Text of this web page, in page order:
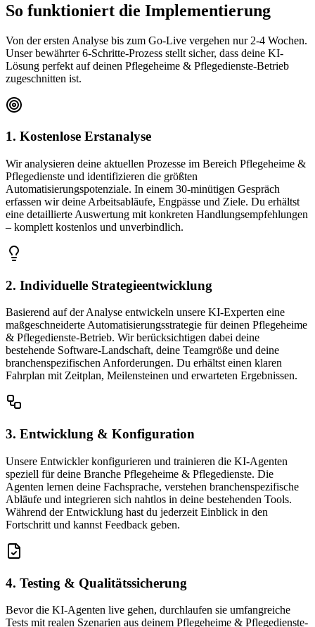
So funktioniert die Implementierung
Von der ersten Analyse bis zum Go-Live vergehen nur 2-4 Wochen.
Unser bewährter 6-Schritte-Prozess stellt sicher, dass deine KI-
Lösung perfekt auf deinen Pflegeheime & Pflegedienste-Betrieb
zugeschnitten ist.
1. Kostenlose Erstanalyse
Wir analysieren deine aktuellen Prozesse im Bereich Pflegeheime &
Pflegedienste und identifizieren die größten
Automatisierungspotenziale. In einem 30-minütigen Gespräch
erfassen wir deine Arbeitsabläufe, Engpässe und Ziele. Du erhältst
eine detaillierte Auswertung mit konkreten Handlungsempfehlungen
– komplett kostenlos und unverbindlich.
2. Individuelle Strategieentwicklung
Basierend auf der Analyse entwickeln unsere KI-Experten eine
maßgeschneiderte Automatisierungsstrategie für deinen Pflegeheime
& Pflegedienste-Betrieb. Wir berücksichtigen dabei deine
bestehende Software-Landschaft, deine Teamgröße und deine
branchenspezifischen Anforderungen. Du erhältst einen klaren
Fahrplan mit Zeitplan, Meilensteinen und erwarteten Ergebnissen.
3. Entwicklung & Konfiguration
Unsere Entwickler konfigurieren und trainieren die KI-Agenten
speziell für deine Branche Pflegeheime & Pflegedienste. Die
Agenten lernen deine Fachsprache, verstehen branchenspezifische
Abläufe und integrieren sich nahtlos in deine bestehenden Tools.
Während der Entwicklung hast du jederzeit Einblick in den
Fortschritt und kannst Feedback geben.
4. Testing & Qualitätssicherung
Bevor die KI-Agenten live gehen, durchlaufen sie umfangreiche
Tests mit realen Szenarien aus deinem Pflegeheime & Pflegedienste-